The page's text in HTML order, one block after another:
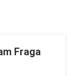
Fraga